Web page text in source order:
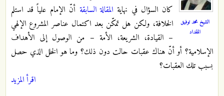
الشيخ محمد توفيق
المقداد
كان السؤال في نهاية المقالة السابقة أنّ الإمام علياً قد استلم
الخلافة، ولكن هل تمكّن بعد اكتمال عناصر المشروع الإلهي
– القيادة، الشريعة، الأمة – من الوصول إلى الأهداف
الإسلامية؟ أو أنّ هناك عقبات حالت دون ذلك؟ وما هو الخلل الذي حصل
بسبب تلك العقبات؟
اقرأ المزيد